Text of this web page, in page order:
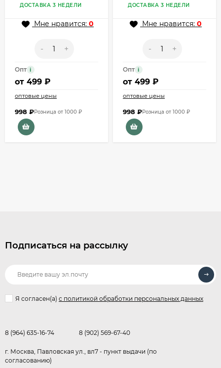
ДОСТАВКА 3 НЕДЕЛИ
Мне нравится: 0
- +
Опт i
от 499 ₽
оптовые цены
998 ₽Розница от 1000 ₽
ДОСТАВКА 3 НЕДЕЛИ
Мне нравится: 0
- +
Опт i
от 499 ₽
оптовые цены
998 ₽Розница от 1000 ₽
Подписаться на рассылку
Я согласен(a) с политикой обработки персональных данных
8 (964) 635-16-74 8 (902) 569-67-40
г. Москва, Павловская ул., вл7 - пункт выдачи (по
согласованию)